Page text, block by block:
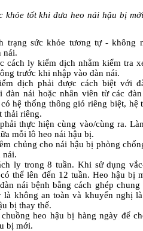
khỏe tốt khi đưa heo nái hậu bị
trạng sức khỏe tương tự - không
nái.
cách ly kiểm dịch nhằm kiểm tra
trước khi nhập vào đàn nái.
dịch phải được cách biệt với
đàn nái hoặc nhân viên từ các
hệ thống thông gió riêng biệt, hệ
thải riêng.
thực hiện cùng vào/cùng ra.
mỗi lô heo nái hậu bị.
chủng cho nái hậu bị phòng
nái.
ly trong 8 tuần. Khi sử dụng
thể lên đến 12 tuần. Heo hậu bị
nái bệnh bằng cách ghép
là không an toàn và khuyến nghị
bị thay thế.
heo hậu bị hàng ngày để
bị mới.